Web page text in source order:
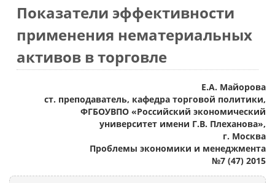
Показатели эффективности
применения нематериальных
активов в торговле
Е.А. Майорова
ст. преподаватель, кафедра торговой политики,
ФГБОУВПО «Российский экономический
университет имени Г.В. Плеханова»,
г. Москва
Проблемы экономики и менеджмента
№7 (47) 2015